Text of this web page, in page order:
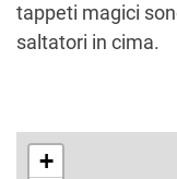
tappeti magici
saltatori in cima.
+